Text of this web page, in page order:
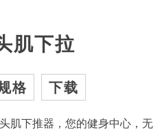
肌下拉
格 下载
肌下推器，您的健身中心，无